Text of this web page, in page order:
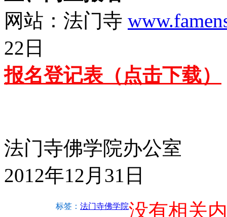
网站：法门寺
22日
报名登记表（点击下载）
法门寺佛学院办公室
2012年12月31日
标签： 法门寺佛学院没有相关